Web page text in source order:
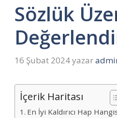
Sözlük
16 Şubat 2024yazar
İçerik Haritası
En İyi Kaldırıcı Hap